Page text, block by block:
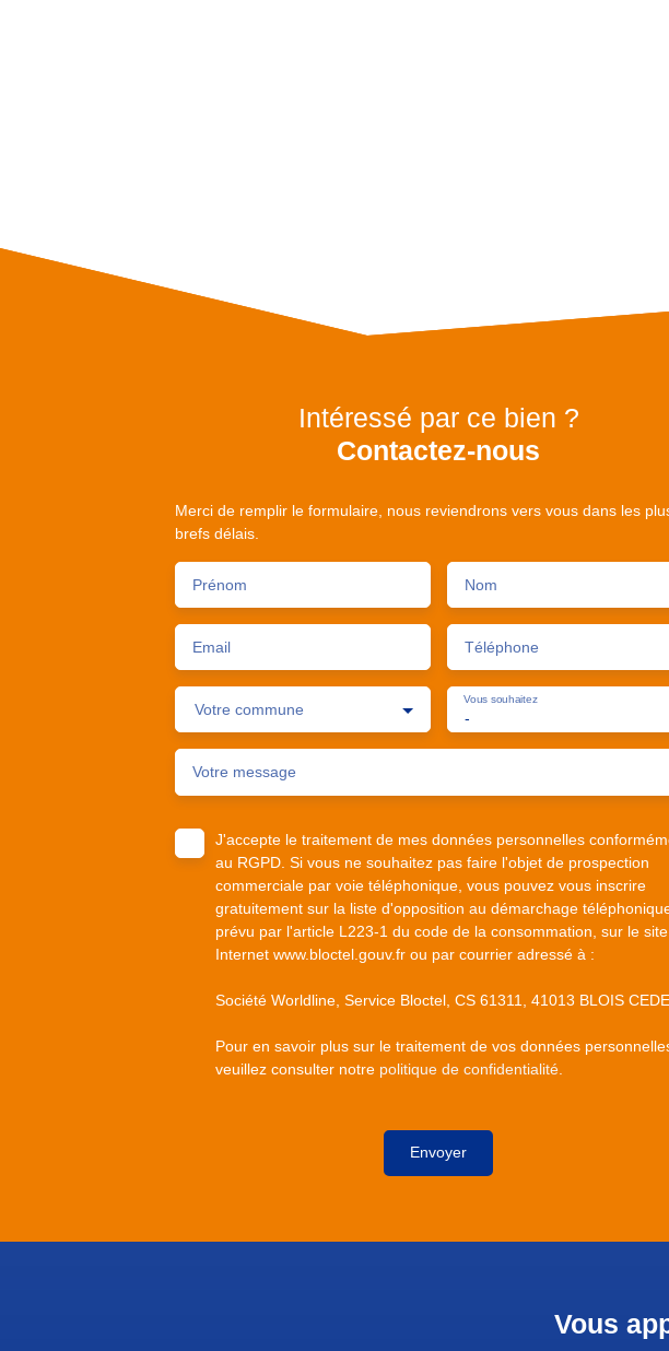
Intéressé par ce bien ?
Contactez-nous
Merci de remplir le formulaire, nous reviendrons vers vous dans les
brefs délais.
Prénom Nom
Email Téléphone
Votre commune -
Vous souhaitez
Votre message
J'accepte le traitement de mes données personnelles
au RGPD. Si vous ne souhaitez pas faire l'objet de prospection
commerciale par voie téléphonique, vous pouvez vous inscrire
gratuitement sur la liste d'opposition au démarchage
prévu par l'article L223-1 du code de la consommation, sur le site
Internet www.bloctel.gouv.fr ou par courrier adressé à :
Société Worldline, Service Bloctel, CS 61311, 41013 BLOIS
Pour en savoir plus sur le traitement de vos données
veuillez consulter notre politique de confidentialité
Envoyer
Vous